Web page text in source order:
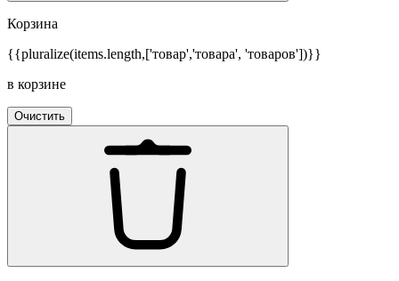
Корзина
{{pluralize(items.length,['товар','товара', 'товаров'])}}
в корзине
Очистить